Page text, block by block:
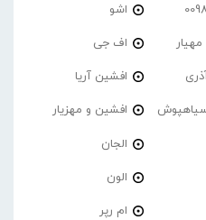
اشو
اف جی
افشین آریا
افشین و مهزیار
الجان
الون
ام رپر